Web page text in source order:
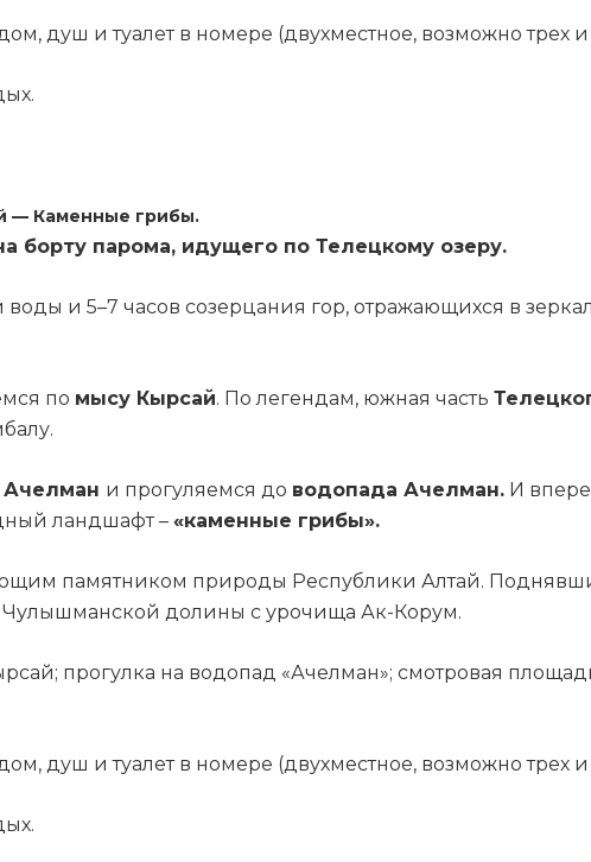
душ и туалет в номере (двухместное, возможно трех
— Каменные грибы.
борту парома, идущего по Телецкому озеру.
и 5–7 часов созерцания гор, отражающихся в
по мысу Кырсай. По легендам, южная часть
Ачелман и прогуляемся до водопада Ачелман. И
ландшафт – «каменные грибы».
памятником природы Республики Алтай.
долины с урочища Ак-Корум.
прогулка на водопад «Ачелман»; смотровая
душ и туалет в номере (двухместное, возможно трех